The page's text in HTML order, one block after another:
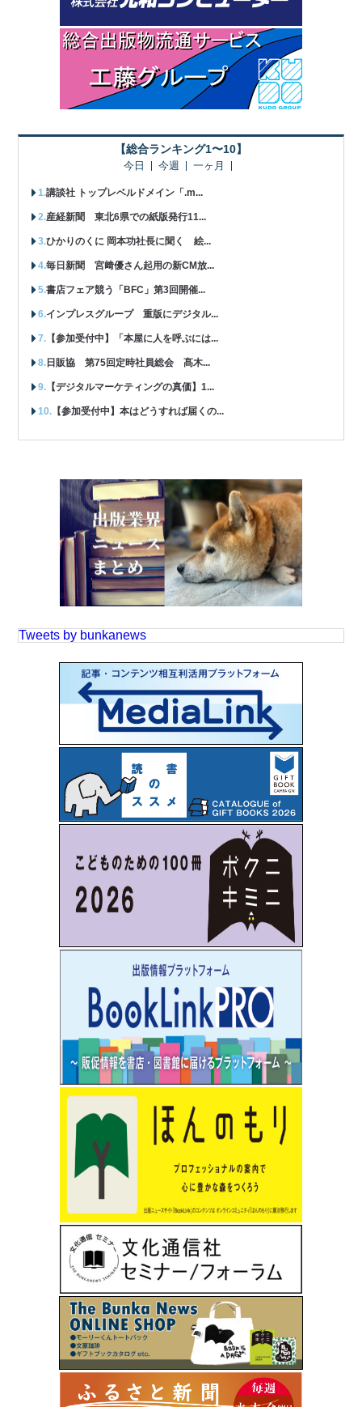
【総合ランキング1〜10】
今日 今週 一ヶ月
講談社 トップレベルドメイン「.m...
産経新聞 東北6県での紙版発行11...
ひかりのくに 岡本功社長に聞く 絵...
毎日新聞 宮﨑優さん起用の新CM放...
書店フェア競う「BFC」第3回開催...
インプレスグループ 重版にデジタル...
【参加受付中】「本屋に人を呼ぶには...
日販協 第75回定時社員総会 髙木...
【デジタルマーケティングの真価】1...
【参加受付中】本はどうすれば届くの...
Tweets by bunkanews